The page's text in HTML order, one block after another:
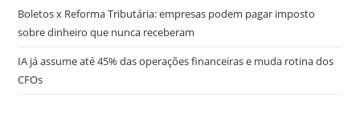
Boletos x Reforma Tributária: empresas podem pagar imposto
sobre dinheiro que nunca receberam
IA já assume até 45% das operações financeiras e muda rotina dos
CFOs